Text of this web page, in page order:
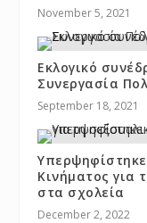
November 5, 2021
Εκλογικό
Συνεργασία
September 18, 2021
Κινήματος για
στα σχολεία
December 2, 2022